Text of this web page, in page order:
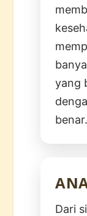
yang
benar.
Dari